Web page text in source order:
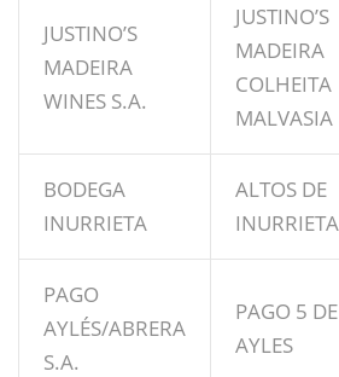
JUSTINO’S
MADEIRA
WINES S.A.
JUSTINO’S
MADEIRA
COLHEITA
MALVASIA
BODEGA
INURRIETA
ALTOS DE
INURRIETA
PAGO
AYLÉS/ABRERA
S.A.
PAGO 5 DE
AYLES